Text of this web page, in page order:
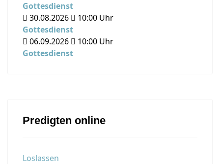
Gottesdienst
30.08.2026
10:00 Uhr
Gottesdienst
06.09.2026
10:00 Uhr
Gottesdienst
Predigten online
Loslassen